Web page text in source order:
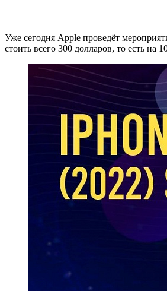
Уже сегодня Apple проведёт
стоить всего 300 долларов, то есть на